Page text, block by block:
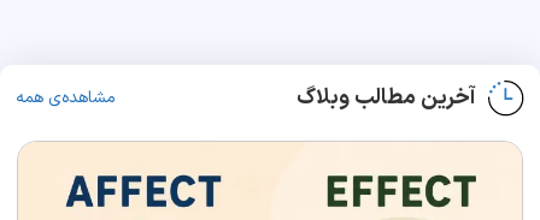
آخرین مطالب وبلاگ مشاهده‌ی همه